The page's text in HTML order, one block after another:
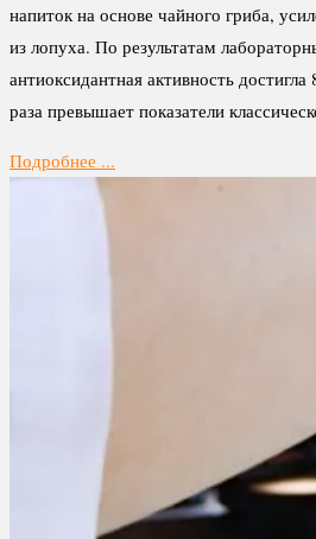
напиток на основе чайного гриба,
из лопуха. По результатам
антиоксидантная активность
раза превышает показатели
Подробнее ...